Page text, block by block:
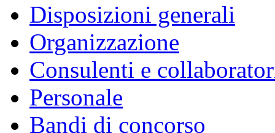
Disposizioni generali
Organizzazione
Consulenti e
Personale
Bandi di concorso